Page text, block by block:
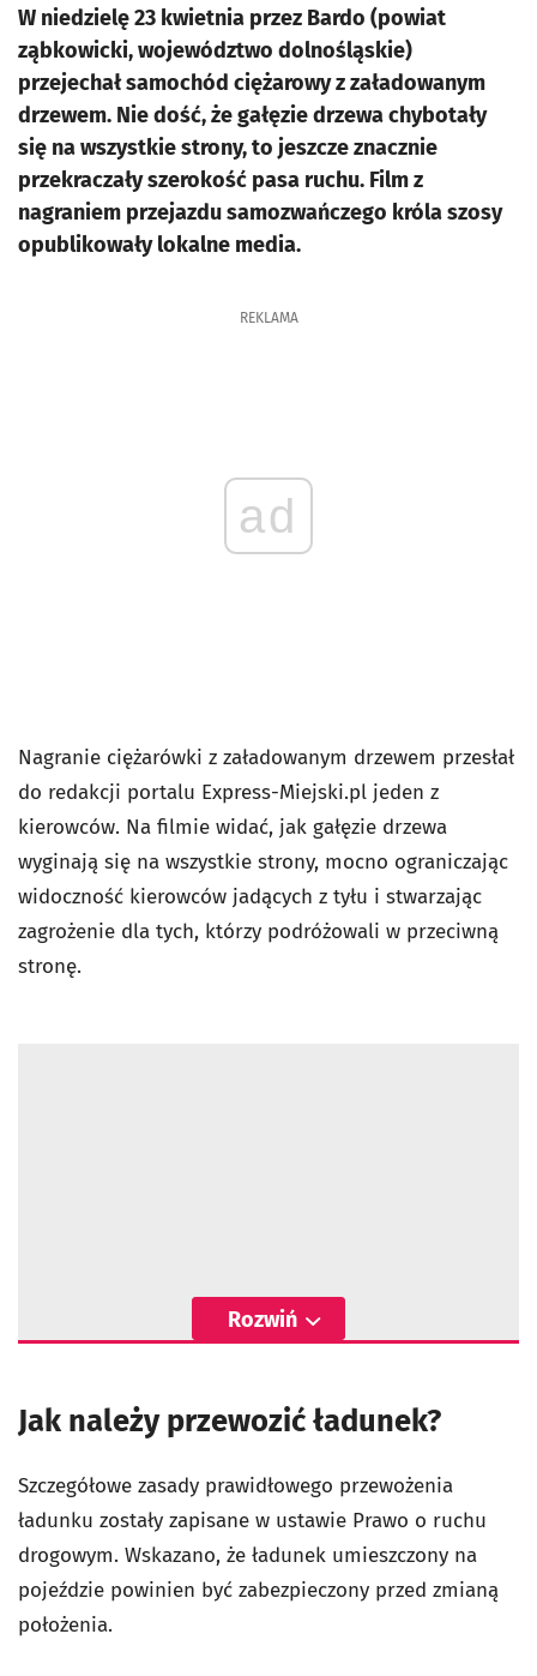
W niedzielę 23 kwietnia przez Bardo (powiat
ząbkowicki, województwo dolnośląskie)
przejechał samochód ciężarowy z załadowanym
drzewem. Nie dość, że gałęzie drzewa chybotały
się na wszystkie strony, to jeszcze znacznie
przekraczały szerokość pasa ruchu. Film z
nagraniem przejazdu samozwańczego króla szosy
opublikowały lokalne media.
REKLAMA
ad
Nagranie ciężarówki z załadowanym drzewem przesłał
do redakcji portalu Express-Miejski.pl jeden z
kierowców. Na filmie widać, jak gałęzie drzewa
wyginają się na wszystkie strony, mocno ograniczając
widoczność kierowców jadących z tyłu i stwarzając
zagrożenie dla tych, którzy podróżowali w przeciwną
stronę.
Rozwiń
Jak należy przewozić ładunek?
Szczegółowe zasady prawidłowego przewożenia
ładunku zostały zapisane w ustawie Prawo o ruchu
drogowym. Wskazano, że ładunek umieszczony na
pojeździe powinien być zabezpieczony przed zmianą
położenia.